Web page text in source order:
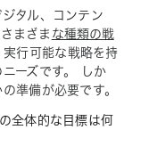
タル、コンテン
まざま な種類の戦
行可能な戦略を持
ーズです。 しか
準備が必要です。
全体的な目標は何